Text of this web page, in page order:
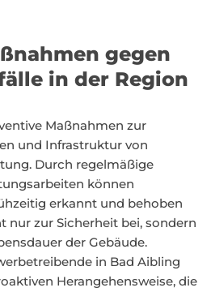
gegen
in der Region
Maßnahmen zur
und Infrastruktur von
Durch regelmäßige
können
erkannt und behoben
nur zur Sicherheit bei, sondern
der Gebäude.
in Bad Aibling
Herangehensweise, die